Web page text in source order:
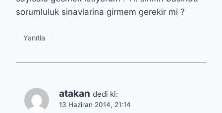
sorumluluk sinavlarina girmem gerekir mi ?
Yanıtla
atakan dedi ki:
13 Haziran 2014, 21:14